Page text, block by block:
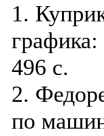
1.
496 c.
2.
по